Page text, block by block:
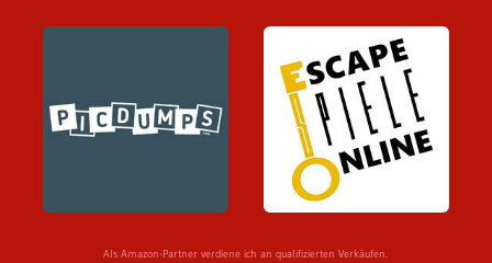
Als Amazon-Partner verdiene ich an qualifizierten Verkäufen.